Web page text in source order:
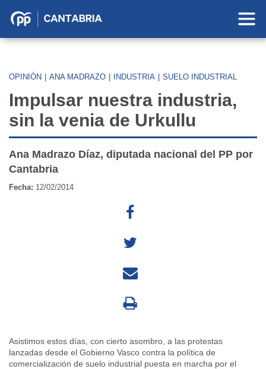
Partido
Cantabria
OPINIÓN ANA MADRAZO INDUSTRIA SUELO INDUSTRIAL
Impulsar nuestra industria,
sin la venia de Urkullu
Ana Madrazo Díaz, diputada nacional del PP por
Cantabria
Fecha: 12/02/2014
Asistimos estos días, con cierto asombro, a las protestas
lanzadas desde el Gobierno Vasco contra la política de
comercialización de suelo industrial puesta en marcha por el